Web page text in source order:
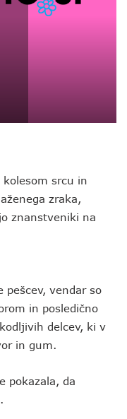
srcu in
zraka,
znanstveniki na
pešcev, vendar so
in posledično
delcev, ki v
in gum.
pokazala, da